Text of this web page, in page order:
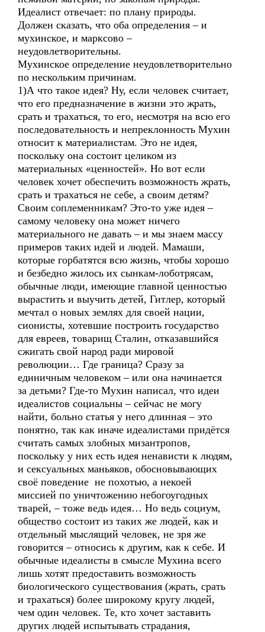
Идеалист отвечает: по плану природы.
Должен сказать, что оба определения – и
мухинское, и марксово –
неудовлетворительны.
Мухинское определение неудовлетворительно
по нескольким причинам.
1)А что такое идея? Ну, если человек считает,
что его предназначение в жизни это жрать,
срать и трахаться, то его, несмотря на всю его
последовательность и непреклонность Мухин
относит к материалистам. Это не идея,
поскольку она состоит целиком из
материальных «ценностей». Но вот если
человек хочет обеспечить возможность жрать,
срать и трахаться не себе, а своим детям?
Своим соплеменникам? Это-то уже идея –
самому человеку она может ничего
материального не давать – и мы знаем массу
примеров таких идей и людей. Мамаши,
которые горбатятся всю жизнь, чтобы хорошо
и безбедно жилось их сынкам-лоботрясам,
обычные люди, имеющие главной ценностью
вырастить и выучить детей, Гитлер, который
мечтал о новых землях для своей нации,
сионисты, хотевшие построить государство
для евреев, товарищ Сталин, отказавшийся
сжигать свой народ ради мировой
революции… Где граница? Сразу за
единичным человеком – или она начинается
за детьми? Где-то Мухин написал, что идеи
идеалистов социальны – сейчас не могу
найти, больно статья у него длинная – это
понятно, так как иначе идеалистами придётся
считать самых злобных мизантропов,
поскольку у них есть идея ненависти к людям,
и сексуальных маньяков, обосновывающих
своё поведение не похотью, а некоей
миссией по уничтожению небогоугодных
тварей, – тоже ведь идея… Но ведь социум,
общество состоит из таких же людей, как и
отдельный мыслящий человек, не зря же
говорится – относись к другим, как к себе. И
обычные идеалисты в смысле Мухина всего
лишь хотят предоставить возможность
биологического существования (жрать, срать
и трахаться) более широкому кругу людей,
чем один человек. Те, кто хочет заставить
других людей испытывать страдания,